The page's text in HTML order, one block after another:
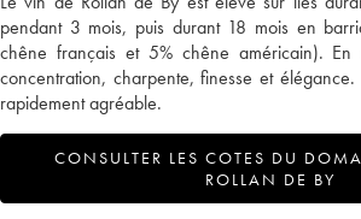
pendant 3 mois, puis durant 18 mois en
chêne français et 5% chêne américain).
concentration, charpente, finesse et
rapidement agréable.
CONSULTER LES COTES DU
ROLLAN DE BY